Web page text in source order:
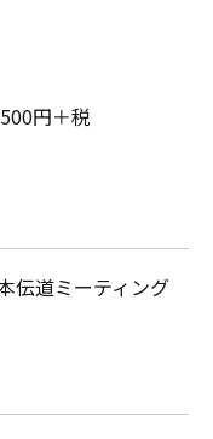
円＋税
伝道ミーティング